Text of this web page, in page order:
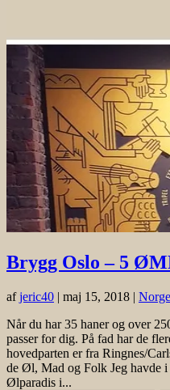
Brygg Oslo – 5
afjeric40 | maj 15, 2018 | Norge
Når du har 35 haner og over
passer for dig. På fad har de
hovedparten er fra Ringnes/
de Øl, Mad og Folk Jeg havde
Ølparadis i...